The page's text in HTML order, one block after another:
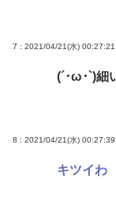
7 : 2021/04/21(水)
(´･ω･`)細
8 : 2021/04/21(水)
キツイわ